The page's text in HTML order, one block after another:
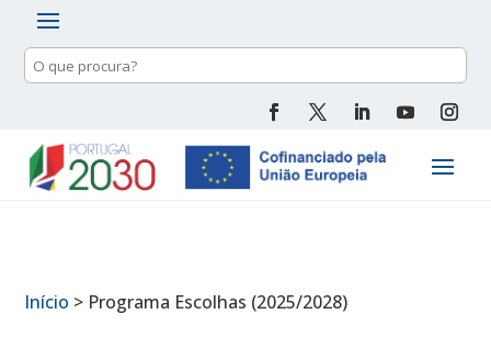
Pesquisa
de
Início > Programa Escolhas (2025/2028)